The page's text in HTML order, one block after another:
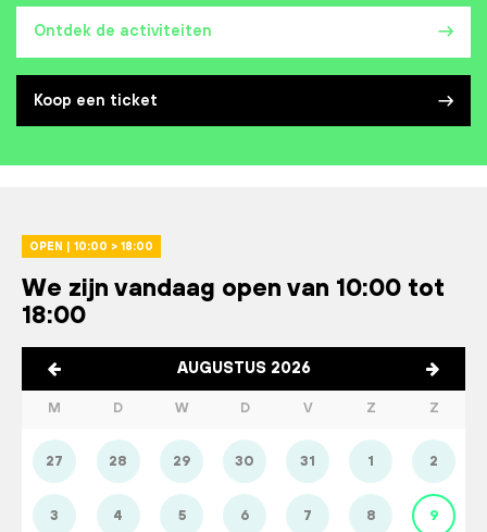
Ontdek de activiteiten
Koop een ticket
OPEN | 10:00 > 18:00
We zijn vandaag open van 10:00 tot
18:00
AUGUSTUS 2026
M D W D V Z Z
27 28 29 30 31 1 2
3 4 5 6 7 8 9